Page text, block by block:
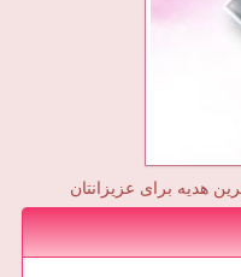
هدیه برای عزیزانتان